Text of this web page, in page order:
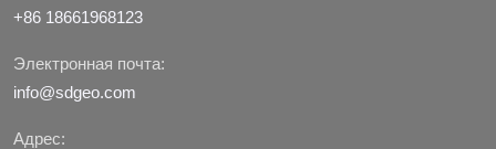
+86 18661968123
Электронная почта:
info@sdgeo.com
Адрес: